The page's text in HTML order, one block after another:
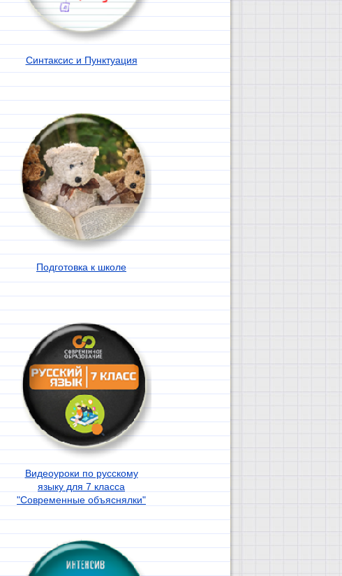
Синтаксис и Пунктуация
Подготовка к школе
Видеоуроки по русскому
языку для 7 класса
"Современные объяснялки"